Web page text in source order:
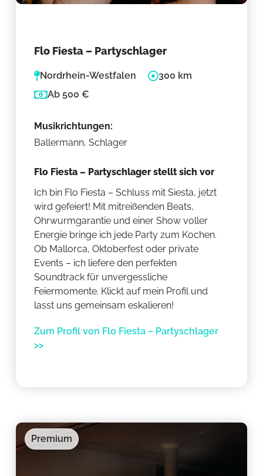
Flo Fiesta – Partyschlager
Nordrhein-Westfalen
300 km
Ab 500 €
Musikrichtungen:
Ballermann, Schlager
Flo Fiesta – Partyschlager stellt sich vor
Ich bin Flo Fiesta – Schluss mit Siesta, jetzt
wird gefeiert! Mit mitreißenden Beats,
Ohrwurmgarantie und einer Show voller
Energie bringe ich jede Party zum Kochen.
Ob Mallorca, Oktoberfest oder private
Events – ich liefere den perfekten
Soundtrack für unvergessliche
Feiermomente. Klickt auf mein Profil und
lasst uns gemeinsam eskalieren!
Zum Profil von Flo Fiesta – Partyschlager
>>
Premium